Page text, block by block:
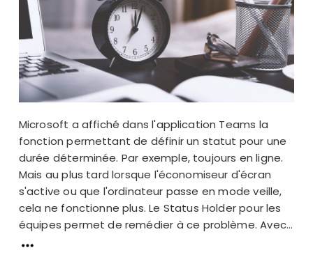
Microsoft a affiché dans l'application Teams la
fonction permettant de définir un statut pour une
durée déterminée. Par exemple, toujours en ligne.
Mais au plus tard lorsque l'économiseur d'écran
s'active ou que l'ordinateur passe en mode veille,
cela ne fonctionne plus. Le Status Holder pour les
équipes permet de remédier à ce problème. Avec...